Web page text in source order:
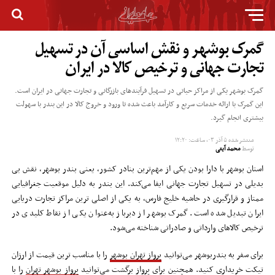
گمرک بوشهر و نقش اساسی آن در تسهیل
تجارت جهانی و ترخیص کالا در ایران
گمرک بوشهر یکی از مراکز حیاتی در تسهیل فرآیندهای بازرگانی و تجارت جهانی در ایران است.
این گمرک با ارائه خدمات سریع و کارآمد باعث شده تا ورود و خروج کالا در این بندر با سهولت
بیشتری انجام گیرد.
منتشر شده۵ آذر ۰۳, ساعت: ۱۲:۲۰
توسطمحمد آیتی
استان بوشهر با دارا بودن یکی از مهم‌ترین بنادر کشور، یعنی بندر بوشهر، نقش بی
‌بدیلی در تسهیل تجارت جهانی ایفا می‌کند. این بندر به دلیل موقعیت جغرافیایی
ممتاز و قرارگیری در حاشیه خلیج فارس، به یکی از اصلی ‌ترین مراکز تجارت دریایی
ایران تبدیل شده است. گمرک بوشهر از دیرباز به‌عنوان یکی از نقاط کلیدی در
ترخیص کالاهای وارداتی و صادراتی شناخته می‌شود.
برای سفر به بندربوشهر می‌توانید پرواز تهران بوشهررا با مناسب ترین قیمت از ارزان
تیکت خریداری کنید. همچنین برای پرواز برگشت می‌توانید پرواز بوشهر تهرانرا با